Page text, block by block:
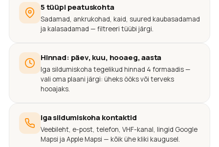
5 tüüpi peatuskohta
Sadamad, ankrukohad, kaid, suured kaubasadamad
ja kalasadamad — filtreeri tüübi järgi.
Hinnad: päev, kuu, hooaeg, aasta
Iga sildumiskoha tegelikud hinnad 4 formaadis —
vali oma plaani järgi: üheks ööks või terveks
hooajaks.
Iga sildumiskoha kontaktid
Veebileht, e-post, telefon, VHF-kanal, lingid Google
Mapsi ja Apple Mapsi — kõik ühe kliki kaugusel.